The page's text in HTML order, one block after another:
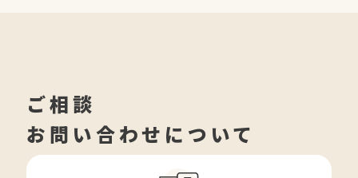
ご相談
お問い合わせについて